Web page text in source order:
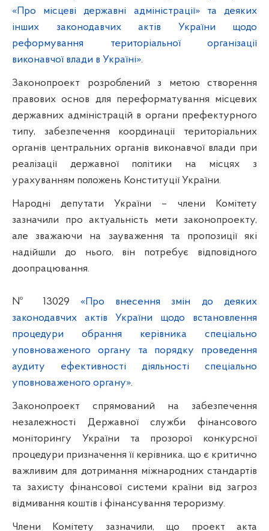
«Про місцеві державні адміністрації» та деяких
інших законодавчих актів України щодо
реформування територіальної організації
виконавчої влади в Україні».
Законопроект розроблений з метою створення
правових основ для переформатування місцевих
державних адміністрацій в органи префектурного
типу, забезпечення координації територіальних
органів центральних органів виконавчої влади при
реалізації державної політики на місцях з
урахуванням положень Конституції України.
Народні депутати України – члени Комітету
зазначили про актуальність мети законопроекту,
але зважаючи на зауваження та пропозиції які
надійшли до нього, він потребує відповідного
доопрацювання.
№ 13029 «Про внесення змін до деяких
законодавчих актів України щодо встановлення
процедури обрання керівника спеціально
уповноваженого органу та порядку проведення
аудиту ефективності діяльності спеціально
уповноваженого органу».
Законопроект спрямований на забезпечення
незалежності Державної служби фінансового
моніторингу України та прозорої конкурсної
процедури призначення її керівника, що є критично
важливим для дотримання міжнародних стандартів
та захисту фінансової системи країни від загроз
відмивання коштів і фінансування тероризму.
Члени Комітету зазначили, що проект акта